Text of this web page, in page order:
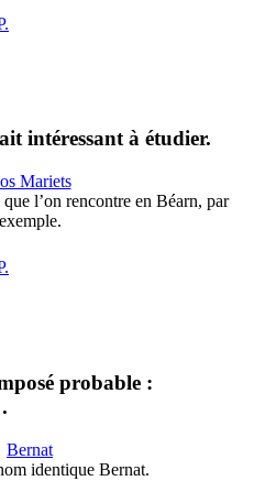
intéressant à étudier.
Mariets
l’on rencontre en Béarn, par
exemple.
probable :
Bernat
identique Bernat.